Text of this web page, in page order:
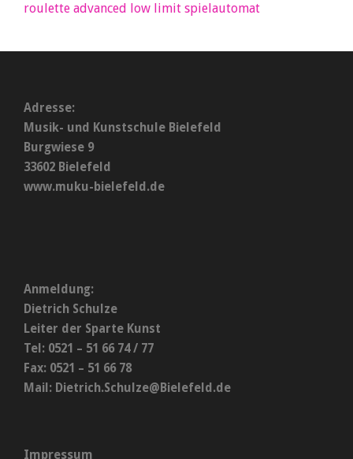
roulette advanced low limit spielautomat
Adresse:
Musik- und Kunstschule Bielefeld
Burgwiese 9
33602 Bielefeld
www.muku-bielefeld.de
Anmeldung:
Dietrich Schulze
Leiter der Sparte Kunst
Tel: 0521 – 51 66 74 / 77
Fax: 0521 – 51 66 78
Mail: Dietrich.Schulze@Bielefeld.de
Impressum